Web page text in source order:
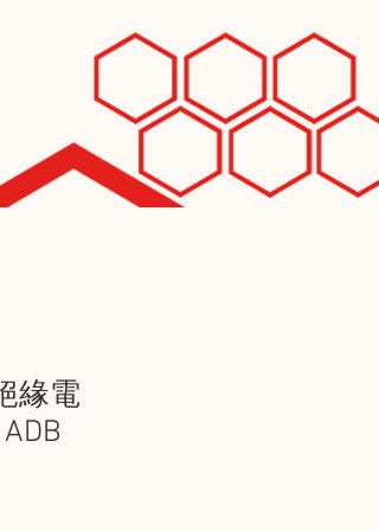
緣電